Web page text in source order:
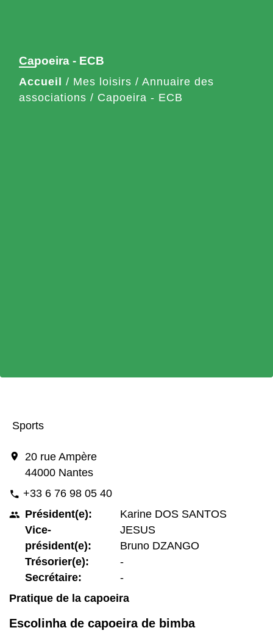
Capoeira - ECB
Accueil / Mes loisirs / Annuaire des
associations / Capoeira - ECB
Sports
location_on
20 rue Ampère
44000 Nantes
phone +33 6 76 98 05 40
people Président(e):
Vice-
président(e):
Trésorier(e):
Secrétaire:
Karine DOS SANTOS
JESUS
Bruno DZANGO
-
-
Pratique de la capoeira
Escolinha de capoeira de bimba